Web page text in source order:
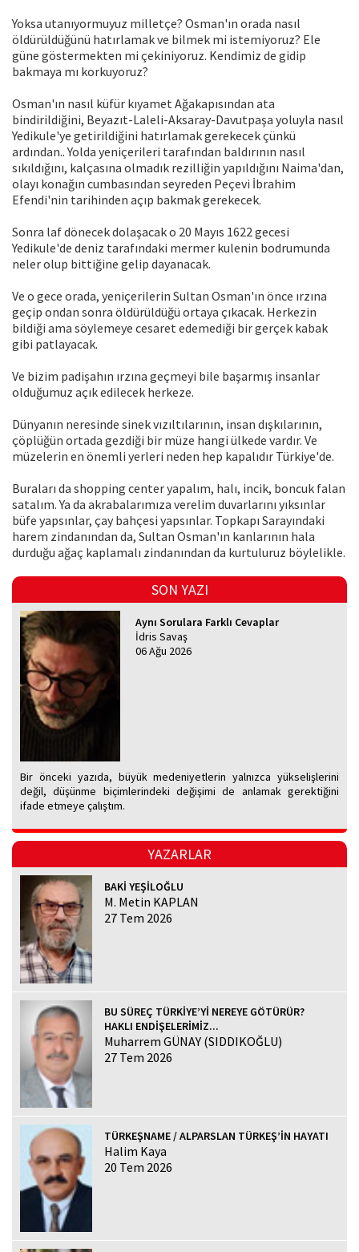
Yoksa utanıyormuyuz milletçe? Osman'ın orada nasıl
öldürüldüğünü hatırlamak ve bilmek mi istemiyoruz? Ele
güne göstermekten mi çekiniyoruz. Kendimiz de gidip
bakmaya mı korkuyoruz?
Osman'ın nasıl küfür kıyamet Ağakapısından ata
bindirildiğini, Beyazıt-Laleli-Aksaray-Davutpaşa yoluyla nasıl
Yedikule'ye getirildiğini hatırlamak gerekecek çünkü
ardından.. Yolda yeniçerileri tarafından baldırının nasıl
sıkıldığını, kalçasına olmadık rezilliğin yapıldığını Naima'dan,
olayı konağın cumbasından seyreden Peçevi İbrahim
Efendi'nin tarihinden açıp bakmak gerekecek.
Sonra laf dönecek dolaşacak o 20 Mayıs 1622 gecesi
Yedikule'de deniz tarafındaki mermer kulenin bodrumunda
neler olup bittiğine gelip dayanacak.
Ve o gece orada, yeniçerilerin Sultan Osman'ın önce ırzına
geçip ondan sonra öldürüldüğü ortaya çıkacak. Herkezin
bildiği ama söylemeye cesaret edemediği bir gerçek kabak
gibi patlayacak.
Ve bizim padişahın ırzına geçmeyi bile başarmış insanlar
olduğumuz açık edilecek herkeze.
Dünyanın neresinde sinek vızıltılarının, insan dışkılarının,
çöplüğün ortada gezdiği bir müze hangi ülkede vardır. Ve
müzelerin en önemli yerleri neden hep kapalıdır Türkiye'de.
Buraları da shopping center yapalım, halı, incik, boncuk falan
satalım. Ya da akrabalarımıza verelim duvarlarını yıksınlar
büfe yapsınlar, çay bahçesi yapsınlar. Topkapı Sarayındaki
harem zindanından da, Sultan Osman'ın kanlarının hala
durduğu ağaç kaplamalı zindanından da kurtuluruz böylelikle.
SON YAZI
Aynı Sorulara Farklı Cevaplar
İdris Savaş
06 Ağu 2026
Bir önceki yazıda, büyük medeniyetlerin yalnızca yükselişlerini
değil, düşünme biçimlerindeki değişimi de anlamak gerektiğini
ifade etmeye çalıştım.
YAZARLAR
BAKİ YEŞİLOĞLU
M. Metin KAPLAN
27 Tem 2026
BU SÜREÇ TÜRKİYE’Yİ NEREYE GÖTÜRÜR?
HAKLI ENDİŞELERİMİZ...
Muharrem GÜNAY (SIDDIKOĞLU)
27 Tem 2026
TÜRKEŞNAME / ALPARSLAN TÜRKEŞ’İN HAYATI
Halim Kaya
20 Tem 2026